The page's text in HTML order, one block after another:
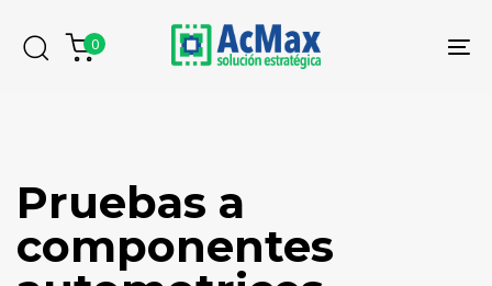
0
Pruebas a
componentes